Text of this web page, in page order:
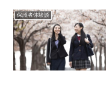
保護者体験談